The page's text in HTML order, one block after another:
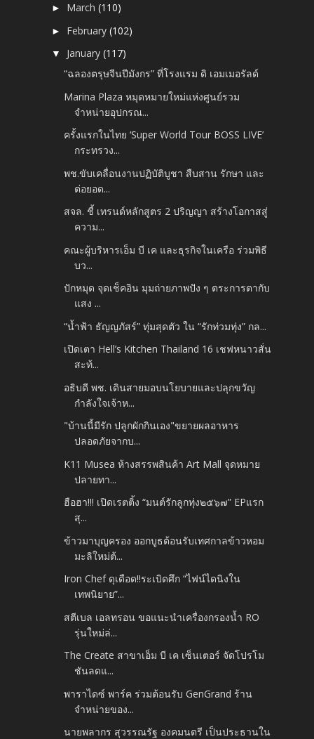
► March(110)
► February(102)
▼ January(117)
“ฉลองตรุษจีนปีมังกร” ที่โรงแรม ดิ เอมเมอรัลด์
Marina Plaza หมุดหมายใหม่แห่งศูนย์รวม
จำหน่ายอุปกรณ...
ครั้งแรกในไทย ‘Super World Tour BOSS LIVE’
กระทรวง...
พช.ขับเคลื่อนงานปฏิบัติบูชา สืบสาน รักษา และ
ต่อยอด...
สจล. ชี้ เทรนด์หลักสูตร 2 ปริญญา สร้างโอกาสสู่
ความ...
คณะผู้บริหารเอ็ม บี เค และธุรกิจในเครือ ร่วมพิธี
บว...
ปักหมุด จุดเช็คอิน มุมถ่ายภาพปัง ๆ ตระการตากับ
แสง ...
“น้ำฟ้า ธัญญภัสร์” ทุ่มสุดตัว ใน “รักท่วมทุ่ง” กล...
เปิดเตา Hell’s Kitchen Thailand 16 เชฟหนาวสั่น
สะท้...
อธิบดี พช. เดินสายมอบนโยบายและปลุกขวัญ
กำลังใจเจ้าห...
"บ้านนี้มีรัก ปลูกผักกินเอง"ขยายผลอาหาร
ปลอดภัยจากบ...
K11 Musea ห้างสรรพสินค้า Art Mall จุดหมาย
ปลายทา...
ฮือฮา!!! เปิดเรตติ้ง “มนต์รักลูกทุ่ง๒๕๖๗” EPแรก
สุ...
ข้าวมาบุญครอง ออกบูธต้อนรับเทศกาลข้าวหอม
มะลิใหม่ต้...
Iron Chef ดุเดือด!!ระเบิดศึก “ไฟน์ไดนิงใน
เทพนิยาย”...
สตีเบล เอลทรอน ขอแนะนำเครื่องกรองน้ำ RO
รุ่นใหม่ล่...
The Create สาขาเอ็ม บี เค เซ็นเตอร์ จัดโปรโม
ชันลดแ...
พาราไดซ์ พาร์ค ร่วมต้อนรับ GenGrand ร้าน
จำหน่ายของ...
นายพลากร สุวรรณรัฐ องคมนตรี เป็นประธานใน